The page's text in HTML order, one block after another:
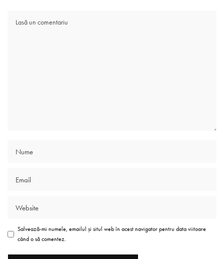
Salvează-mi numele, emailul și situl web în acest navigator pentru data viitoare
când o să comentez.